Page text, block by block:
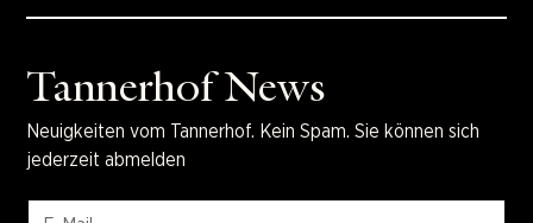
Tannerhof News
Neuigkeiten vom Tannerhof. Kein Spam. Sie können sich
jederzeit abmelden